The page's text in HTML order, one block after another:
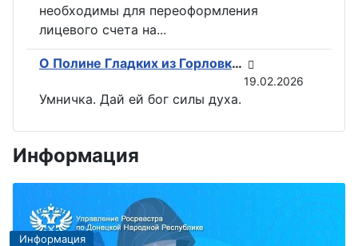
необходимы для переоформления
лицевого счета на...
О Полине Гладких из Горловки снимут документальный фильм
19.02.2026
Умничка. Дай ей бог силы духа.
Информация
Информация